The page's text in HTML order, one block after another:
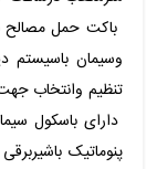
دارای باسکول